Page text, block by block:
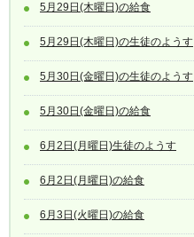
5月29日(木曜日)の給食
5月29日(木曜日)の生徒のようす
5月30日(金曜日)の生徒のようす
5月30日(金曜日)の給食
6月2日(月曜日)生徒のようす
6月2日(月曜日)の給食
6月3日(火曜日)の給食